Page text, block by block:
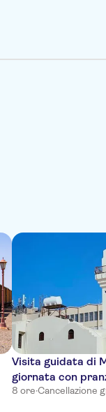
Visita guidata di
giornata con
8 ore·Cancellazione